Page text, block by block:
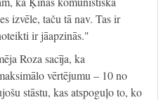
izvēle, taču tā nav. Tas ir
ir jāapzinās."
Roza sacīja, ka
vērtējumu – 10 no
stāstu, kas atspoguļo to, ko